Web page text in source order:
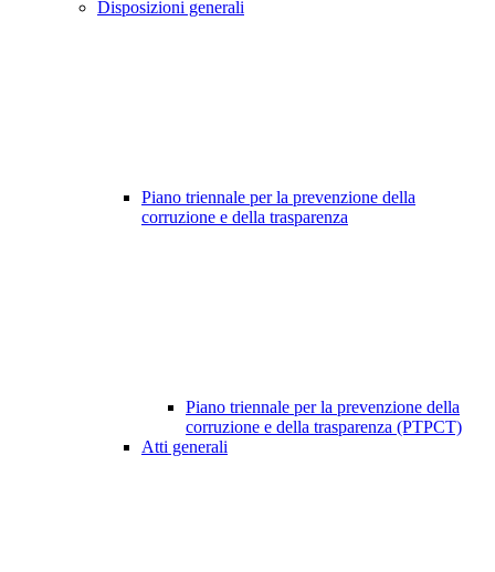
Disposizioni generali
Piano triennale per la prevenzione della
corruzione e della trasparenza
Piano triennale per la prevenzione della
corruzione e della trasparenza (PTPCT)
Atti generali